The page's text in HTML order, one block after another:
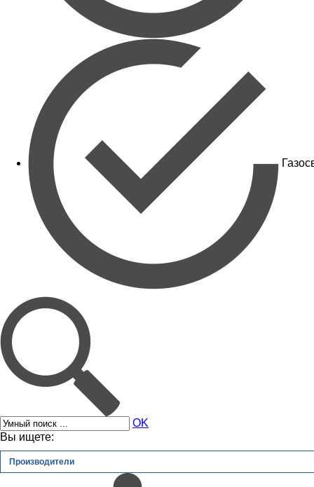
OK
Вы ищете:
Производители